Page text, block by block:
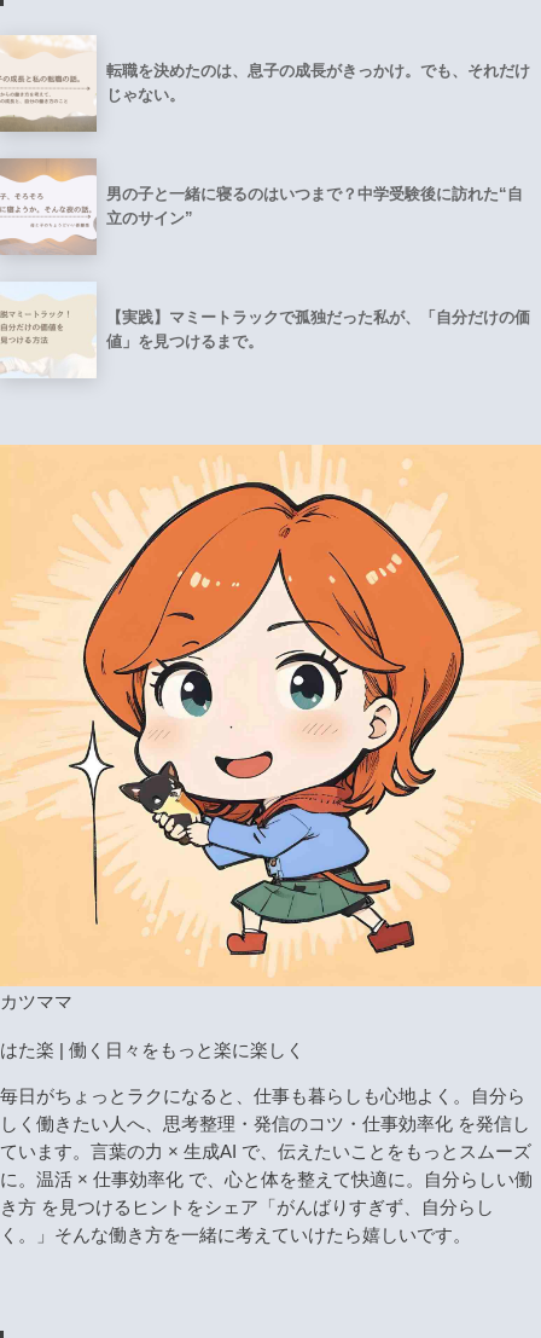
転職を決めたのは、息子の成長がきっかけ。でも、それだけ
じゃない。
男の子と一緒に寝るのはいつまで？中学受験後に訪れた“自
立のサイン”
【実践】マミートラックで孤独だった私が、「自分だけの価
値」を見つけるまで。
カツママ
はた楽 | 働く日々をもっと楽に楽しく
毎日がちょっとラクになると、仕事も暮らしも心地よく。自分ら
しく働きたい人へ、思考整理・発信のコツ・仕事効率化 を発信し
ています。言葉の力 × 生成AI で、伝えたいことをもっとスムーズ
に。温活 × 仕事効率化 で、心と体を整えて快適に。自分らしい働
き方 を見つけるヒントをシェア「がんばりすぎず、自分らし
く。」そんな働き方を一緒に考えていけたら嬉しいです。